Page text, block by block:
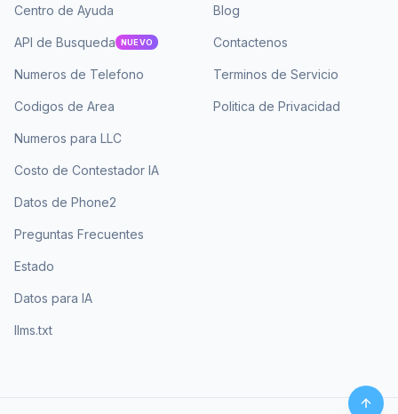
Centro de Ayuda
API de Busqueda NUEVO
Numeros de Telefono
Codigos de Area
Numeros para LLC
Costo de Contestador IA
Datos de Phone2
Preguntas Frecuentes
Estado
Datos para IA
llms.txt
Blog
Contactenos
Terminos de Servicio
Politica de Privacidad